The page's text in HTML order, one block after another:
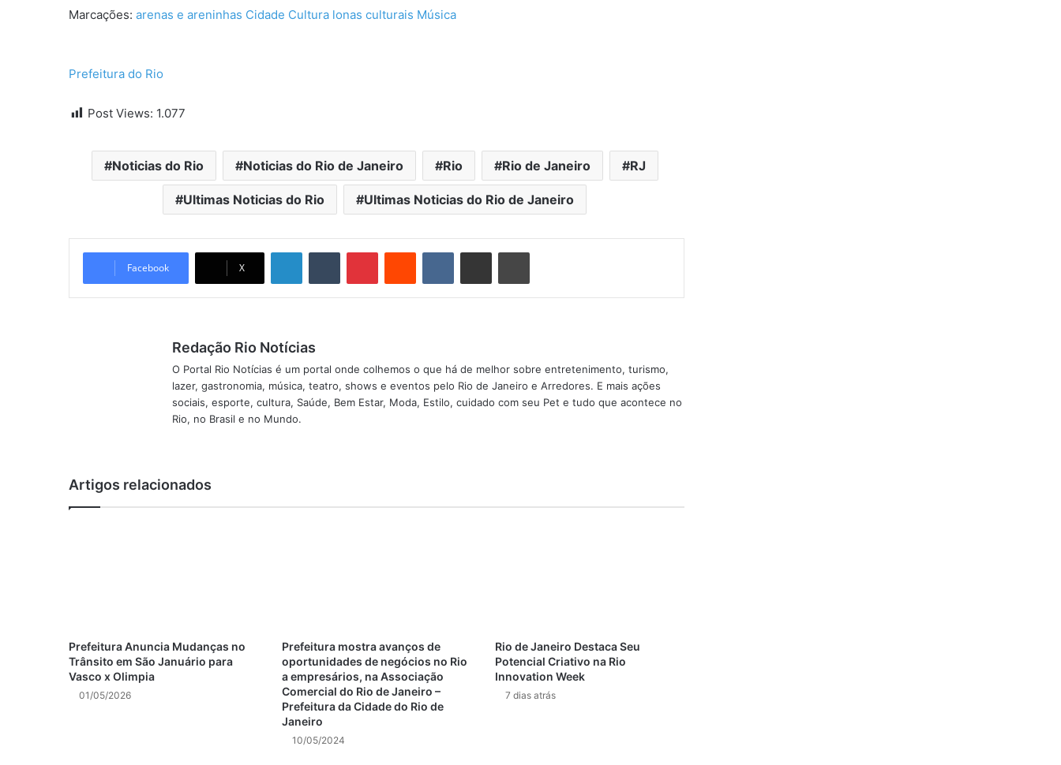
Marcações: arenas e areninhas Cidade Cultura lonas culturais Música
Prefeitura do Rio
Post Views: 1.077
Noticias do Rio Noticias do Rio de Janeiro Rio Rio de Janeiro RJ
Ultimas Noticias do Rio Ultimas Noticias do Rio de Janeiro
Facebook X
Redação Rio Notícias
O Portal Rio Notícias é um portal onde colhemos o que há de melhor sobre entretenimento, turismo,
lazer, gastronomia, música, teatro, shows e eventos pelo Rio de Janeiro e Arredores. E mais ações
sociais, esporte, cultura, Saúde, Bem Estar, Moda, Estilo, cuidado com seu Pet e tudo que acontece no
Rio, no Brasil e no Mundo.
Artigos relacionados
Prefeitura Anuncia Mudanças no
Trânsito em São Januário para
Vasco x Olimpia
01/05/2026
Prefeitura mostra avanços de
oportunidades de negócios no Rio
a empresários, na Associação
Comercial do Rio de Janeiro –
Prefeitura da Cidade do Rio de
Janeiro
10/05/2024
Rio de Janeiro Destaca Seu
Potencial Criativo na Rio
Innovation Week
7 dias atrás